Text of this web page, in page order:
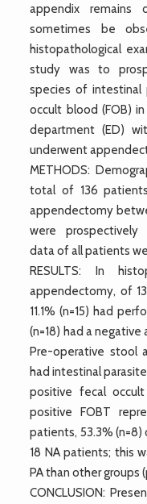
appendix remains
sometimes be
histopathological
study was to
species of intestinal
occult blood (FOB)
department (ED)
underwent
METHODS:
total of 136
appendectomy
were prospectively
data of all patients
RESULTS: In
appendectomy, of
11.1% (n=15) had
(n=18) had a
Pre-operative stool
had intestinal
positive fecal
positive FOBT
patients, 53.3% (n=8)
18 NA patients; this
PA than other groups
CONCLUSION: